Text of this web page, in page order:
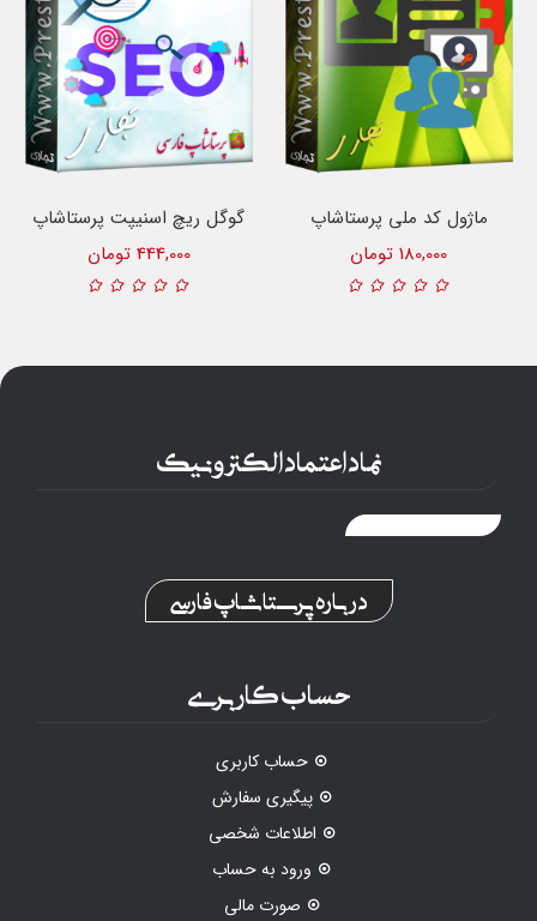
گوگل ریچ اسنیپت پرستاشاپ
444,000 تومان
ماژول کد ملی پرستاشاپ
180,000 تومان
نماد اعتماد الکترونیک
درباره پرستاشاپ فارسی
حساب کاربری
حساب کاربری
پیگیری سفارش
اطلاعات شخصی
ورود به حساب
صورت مالی